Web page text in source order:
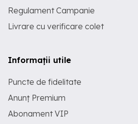
Regulament Campanie
Livrare cu verificare colet
Informații utile
Puncte de fidelitate
Anunț Premium
Abonament VIP